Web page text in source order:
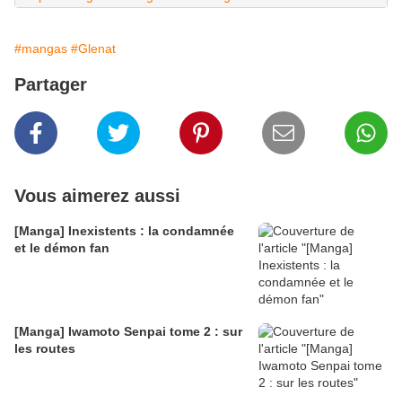
#mangas #Glenat
Partager
Vous aimerez aussi
[Manga] Inexistents : la condamnée
et le démon fan
[Manga] Iwamoto Senpai tome 2 : sur
les routes